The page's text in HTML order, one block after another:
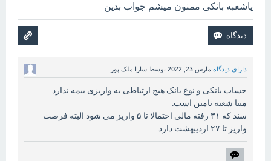
یاشعبه بانکی ممنون میشم جواب بدین
دارای دیدگاه مارس 23, 2022 توسط سارا ملک پور
حساب بانکی و نوع بانک هیچ ارتباطی به واریزی بیمه ندارد.
مبنا شعبه تامین است.
سند که ۳۱ رفته مالی احتمالا تا ۵ واریز می شود البته فرصت
واریز تا ۲۷ اردیبهشت دارد.